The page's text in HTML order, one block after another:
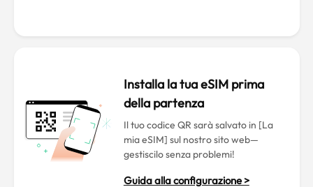
Installa la tua eSIM prima
della partenza
Il tuo codice QR sarà salvato in [La
mia eSIM] sul nostro sito web—
gestiscilo senza problemi!
Guida alla configurazione >